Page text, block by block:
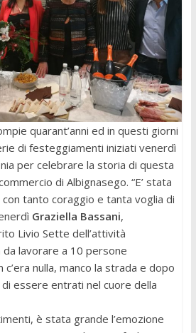
quarant’anni ed in questi giorni
di festeggiamenti iniziati venerdì
per celebrare la storia di questa
di Albignasego. “E’ stata
tanto coraggio e tanta voglia di
Graziella Bassani,
Livio Sette dell’attività
lavorare a 10 persone
nulla, manco la strada e dopo
essere entrati nel cuore della
è stata grande l’emozione